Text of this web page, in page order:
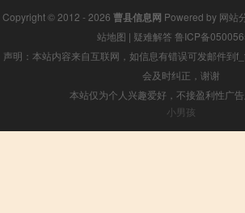
Copyright © 2012 - 2026 曹县信息网 Powered by 网站
站地图 | 疑难解答 鲁ICP备
声明：本站内容来自互联网，如信息有错误可发邮件到
会及时纠正，谢谢
本站仅为个人兴趣爱好，不接盈利性广
小男孩